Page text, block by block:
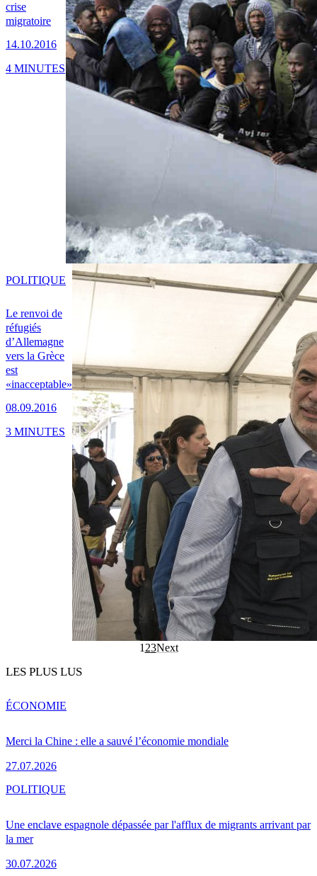
crise
migratoire
14.10.2016
4 MINUTES
Le renvoi de
réfugiés
d’Allemagne
vers la Grèce
est
«inacceptable»
08.09.2016
POLITIQUE
3 MINUTES
1 23Next
LES PLUS LUS
Merci la Chine : elle a sauvé l’économie mondiale
27.07.2026
ÉCONOMIE
Une enclave espagnole dépassée par l'afflux de migrants arrivant par
la mer
30.07.2026
POLITIQUE